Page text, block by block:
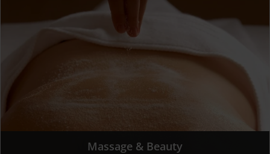
Massage & Beauty